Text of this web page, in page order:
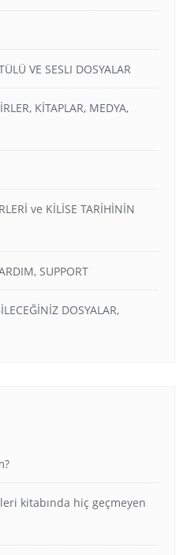
VE SESLI DOSYALAR
KİTAPLAR, MEDYA,
ve KİLİSE TARİHİNİN
SUPPORT
DOSYALAR,
kitabında hiç geçmeyen